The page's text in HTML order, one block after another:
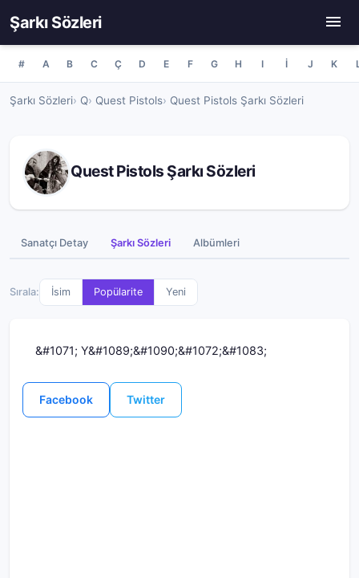
Şarkı Sözleri
# A B C Ç D E F G H I İ J K
Şarkı Sözleri Q Quest Pistols Quest Pistols Şarkı Sözleri
Quest Pistols Şarkı Sözleri
Sanatçı Detay Şarkı Sözleri Albümleri
Sırala: İsim Popülarite Yeni
&#1071; Y&#1089;&#1090;&#1072;&#1083;
Facebook Twitter